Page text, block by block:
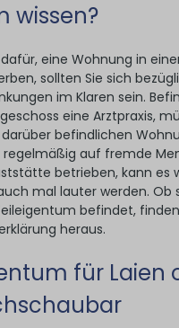
wissen?
eine Wohnung in
sollten Sie sich
im Klaren sein.
eine Arztpraxis,
befindlichen
auf fremde
betrieben, kann es
mal lauter werden. Ob
befindet,
heraus.
für Laien